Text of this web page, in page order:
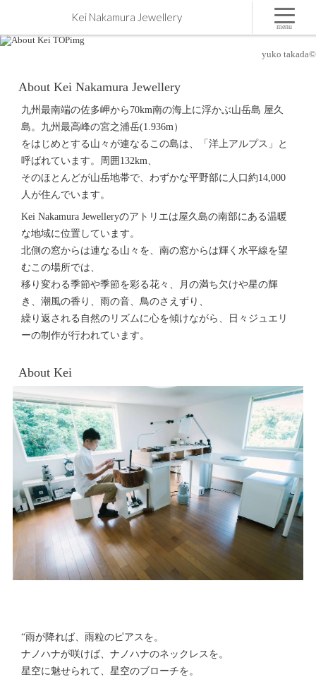
オーダーメイドのマリッジリング（結婚・婚約指輪）制作
Kei Nakamura Jewellery
yuko takada©
About Kei Nakamura Jewellery
九州最南端の佐多岬から70km南の海上に浮かぶ山岳島 屋久
島。九州最高峰の宮之浦岳(1.936m）
をはじめとする山々が連なるこの島は、「洋上アルプス」と
呼ばれています。周囲132km、
そのほとんどが山岳地帯で、わずかな平野部に人口約14,000
人が住んでいます。
Kei Nakamura Jewelleryのアトリエは屋久島の南部にある温暖
な地域に位置しています。
北側の窓からは連なる山々を、南の窓からは輝く水平線を望
むこの場所では、
移り変わる季節や季節を彩る花々、月の満ち欠けや星の輝
き、潮風の香り、雨の音、鳥のさえずり、
繰り返される自然のリズムに心を傾けながら、日々ジュエリ
ーの制作が行われています。
About Kei
“雨が降れば、雨粒のピアスを。
ナノハナが咲けば、ナノハナのネックレスを。
星空に魅せられて、星空のブローチを。
menu